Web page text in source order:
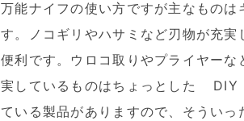
万能ナイフの使い方ですが主なもの
す。ノコギリやハサミなど刃物が充
便利です。ウロコ取りやプライヤー
実しているものはちょっとした DIY
ている製品がありますので、そうい